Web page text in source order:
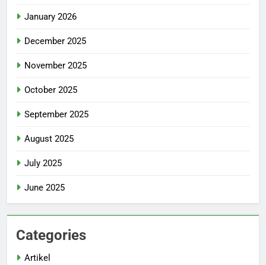
January 2026
December 2025
November 2025
October 2025
September 2025
August 2025
July 2025
June 2025
Categories
Artikel